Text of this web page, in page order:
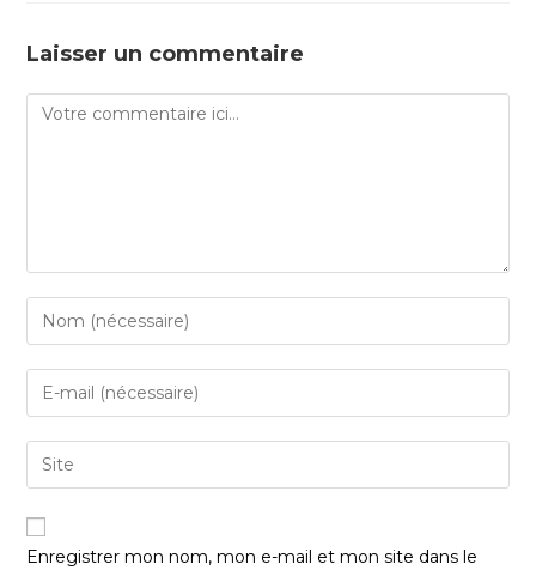
Laisser un commentaire
Enregistrer mon nom, mon e-mail et mon site dans le